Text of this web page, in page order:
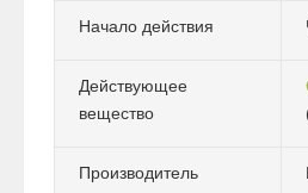
Начало действия
Действующее
вещество
Производитель